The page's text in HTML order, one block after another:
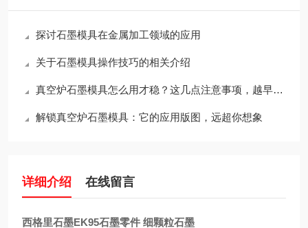
探讨石墨模具在金属加工领域的应用
关于石墨模具操作技巧的相关介绍
真空炉石墨模具怎么用才稳？这几点注意事项，越早知道越省心
解锁真空炉石墨模具：它的应用版图，远超你想象
详细介绍 在线留言
西格里石墨EK95石墨零件 细颗粒石墨